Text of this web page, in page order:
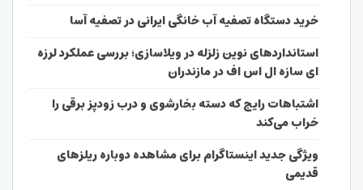
خرید دستگاه تصفیه آب خانگی ایرانی در تصفیه آسا
استانداردهای نوین زلزله در ویلاسازی؛ بررسی عملکرد لرزه
ای سازه ال اس اف در مازندران
اشتباهات رایج که دسته بخارشوی و درب زودپز برقی را
خراب می‌کند
ویژگی جدید اینستاگرام برای مشاهده دوباره ریلزهای
قدیمی